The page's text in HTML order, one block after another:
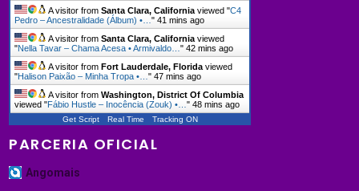
A visitor fromSanta Clara, California viewed "C4
Pedro – Ancestralidade (Álbum) •…"41 mins ago
A visitor fromSanta Clara, California viewed
"Nella Tavar – Chama Acesa • Armivaldo…"42 mins ago
A visitor fromFort Lauderdale, Florida viewed
"Halison Paixão – Minha Tropa •…"47 mins ago
A visitor fromWashington, District Of Columbia
viewed "Fábio Hustle – Inocência (Zouk) •…"48 mins ago
Get Script Real Time Tracking ON
PARCERIA OFICIAL
Angomais